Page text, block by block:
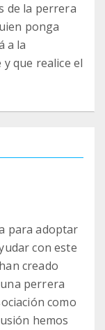
de la perrera
ponga
a la
que realice el
para adoptar
con este
creado
perrera
como
hemos